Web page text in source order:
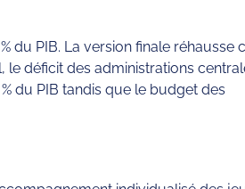
du PIB. La version finale réhausse
le déficit des administrations
du PIB tandis que le budget des